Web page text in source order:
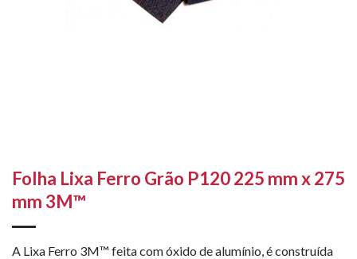
Folha Lixa Ferro Grão P120 225 mm x 275
mm 3M™
A Lixa Ferro 3M™ feita com óxido de alumínio, é construída